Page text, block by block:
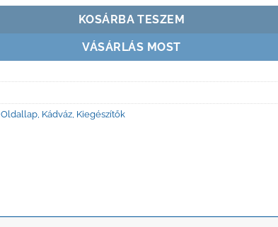
KOSÁRBA TESZEM
VÁSÁRLÁS MOST
Oldallap Kádváz Kiegészítők